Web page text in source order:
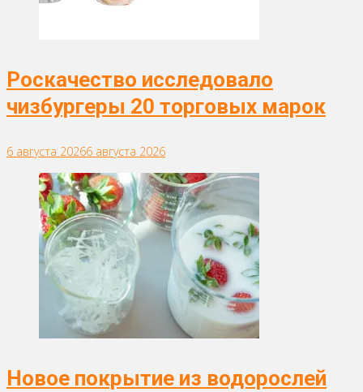
Роскачество исследовало
чизбургеры 20 торговых марок
6 августа 20266 августа 2026
Новое покрытие из водорослей